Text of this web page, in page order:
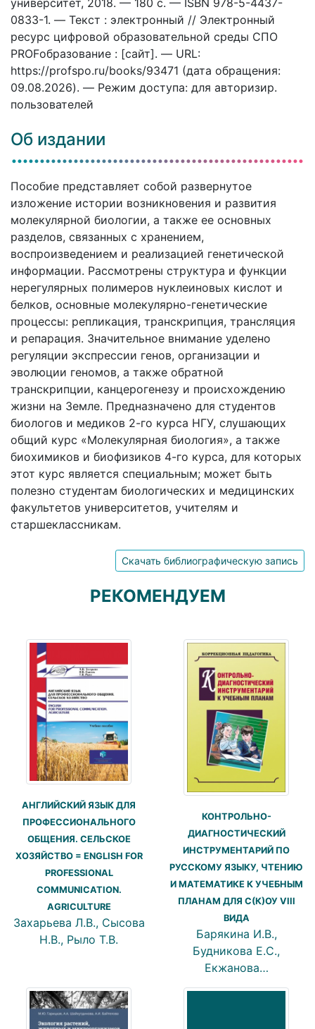
0833-1. — Текст : электронный // Электронный
ресурс цифровой образовательной среды СПО
PROFобразование : [сайт]. — URL:
https://profspo.ru/books/93471 (дата обращения:
09.08.2026). — Режим доступа: для авторизир.
пользователей
Об издании
Пособие представляет собой развернутое
изложение истории возникновения и развития
молекулярной биологии, а также ее основных
разделов, связанных с хранением,
воспроизведением и реализацией генетической
информации. Рассмотрены структура и функции
нерегулярных полимеров нуклеиновых кислот и
белков, основные молекулярно-генетические
процессы: репликация, транскрипция, трансляция
и репарация. Значительное внимание уделено
регуляции экспрессии генов, организации и
эволюции геномов, а также обратной
транскрипции, канцерогенезу и происхождению
жизни на Земле. Предназначено для студентов
биологов и медиков 2-го курса НГУ, слушающих
общий курс «Молекулярная биология», а также
биохимиков и биофизиков 4-го курса, для которых
этот курс является специальным; может быть
полезно студентам биологических и медицинских
факультетов университетов, учителям и
старшеклассникам.
Скачать библиографическую запись
РЕКОМЕНДУЕМ
АНГЛИЙСКИЙ ЯЗЫК ДЛЯ
ПРОФЕССИОНАЛЬНОГО
ОБЩЕНИЯ. СЕЛЬСКОЕ
ХОЗЯЙСТВО = ENGLISH FOR
PROFESSIONAL
COMMUNICATION.
AGRICULTURE
Захарьева Л.В., Сысова
Н.В., Рыло Т.В.
КОНТРОЛЬНО-
ДИАГНОСТИЧЕСКИЙ
ИНСТРУМЕНТАРИЙ ПО
РУССКОМУ ЯЗЫКУ, ЧТЕНИЮ
И МАТЕМАТИКЕ К УЧЕБНЫМ
ПЛАНАМ ДЛЯ С(К)ОУ VIII
ВИДА
Барякина И.В.,
Будникова Е.С.,
Екжанова…